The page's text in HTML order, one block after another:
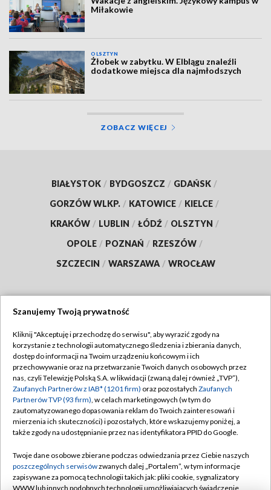
Miłakowie
OLSZTYN
Żłobek w zabytku. W Elblągu znaleźli
dodatkowe miejsca dla najmłodszych
ZOBACZ WIĘCEJ
BIAŁYSTOK / BYDGOSZCZ / GDAŃSK /
GORZÓW WLKP. / KATOWICE / KIELCE /
KRAKÓW / LUBLIN / ŁÓDŹ / OLSZTYN /
OPOLE / POZNAŃ / RZESZÓW /
SZCZECIN / WARSZAWA / WROCŁAW
TVP
Abonament TVP
Emisja w TVP
Centrum informacji TVP
Naziemna Telewizja Cyfrowa
Rada Programowa
System NOS
Regulamin TVP
Polityka prywatności
Moje zgody
Pomoc
Kontakt
Szanujemy Twoją prywatność
Kliknij "Akceptuję i przechodzę do serwisu", aby wyrazić zgody na
korzystanie z technologii automatycznego śledzenia i zbierania danych,
dostęp do informacji na Twoim urządzeniu końcowym i ich
przechowywanie oraz na przetwarzanie Twoich danych osobowych przez
nas, czyli Telewizję Polską S.A. w likwidacji (zwaną dalej również „TVP”),
Zaufanych Partnerów z IAB* (1201 firm) oraz pozostałych Zaufanych
Partnerów TVP (93 firm), w celach marketingowych (w tym do
zautomatyzowanego dopasowania reklam do Twoich zainteresowań i
mierzenia ich skuteczności) i pozostałych, które wskazujemy poniżej, a
także zgody na udostępnianie przez nas identyfikatora PPID do Google.
Twoje dane osobowe zbierane podczas odwiedzania przez Ciebie naszych
poszczególnych serwisówzwanych dalej „Portalem”, w tym informacje
zapisywane za pomocą technologii takich jak: pliki cookie, sygnalizatory
WWW lub innych podobnych technologii umożliwiających świadczenie